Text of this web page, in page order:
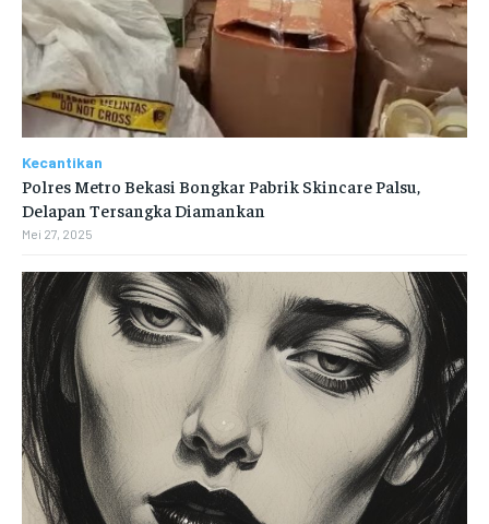
Kecantikan
Polres Metro Bekasi Bongkar Pabrik Skincare Palsu,
Delapan Tersangka Diamankan
Mei 27, 2025